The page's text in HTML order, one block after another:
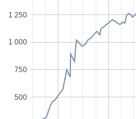
500
750
1 000
1 250